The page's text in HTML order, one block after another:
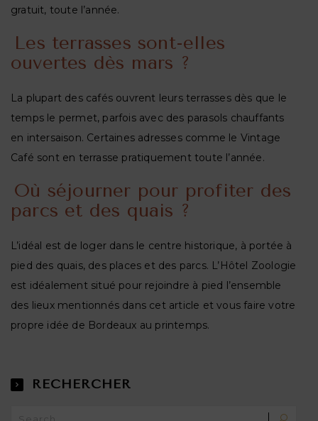
gratuit, toute l’année.
Les terrasses sont-elles
ouvertes dès mars ?
La plupart des cafés ouvrent leurs terrasses dès que le
temps le permet, parfois avec des parasols chauffants
en intersaison. Certaines adresses comme le Vintage
Café sont en terrasse pratiquement toute l’année.
Où séjourner pour profiter des
parcs et des quais ?
L’idéal est de loger dans le centre historique, à portée à
pied des quais, des places et des parcs. L’Hôtel Zoologie
est idéalement situé pour rejoindre à pied l’ensemble
des lieux mentionnés dans cet article et vous faire votre
propre idée de Bordeaux au printemps.
RECHERCHER